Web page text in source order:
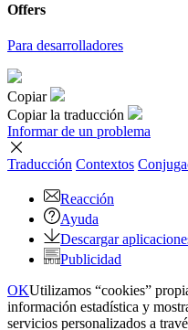
Offers
Para desarrolladores
Copiar
Copiar la traducción
Informar de un problema
Traducción Contextos
Reacción
Ayuda
Descargar
Publicidad
OKUtilizamos “cookies”
información estadística y
servicios personalizados a